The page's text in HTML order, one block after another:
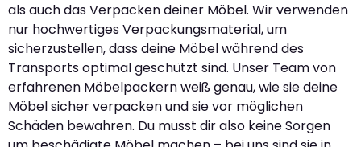
als auch das Verpacken deiner Möbel. Wir verwenden
nur hochwertiges Verpackungsmaterial, um
sicherzustellen, dass deine Möbel während des
Transports optimal geschützt sind. Unser Team von
erfahrenen Möbelpackern weiß genau, wie sie deine
Möbel sicher verpacken und sie vor möglichen
Schäden bewahren. Du musst dir also keine Sorgen